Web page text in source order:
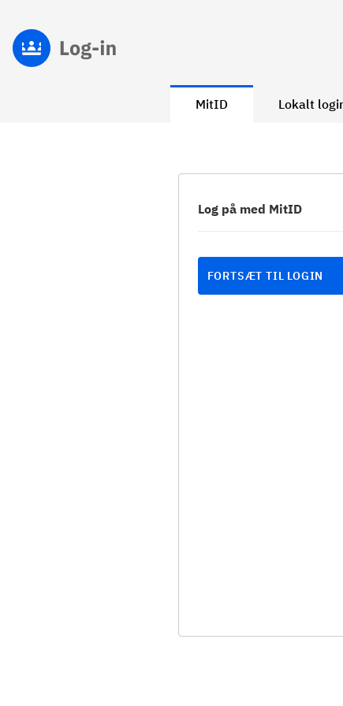
MitID Lokalt
Log på med MitID
FORTSÆT TIL LOGIN